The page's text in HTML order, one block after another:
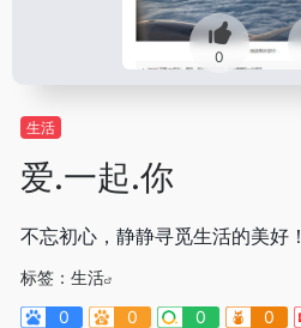
0
生活
爱.一起.你
不忘初心，静静寻觅生活的美好！
标签： 生活
0
0 0 0